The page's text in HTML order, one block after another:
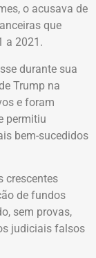
o acusava de
que
a 2021.
durante sua
Trump na
e foram
permitiu
bem-sucedidos
crescentes
de fundos
sem provas,
judiciais falsos